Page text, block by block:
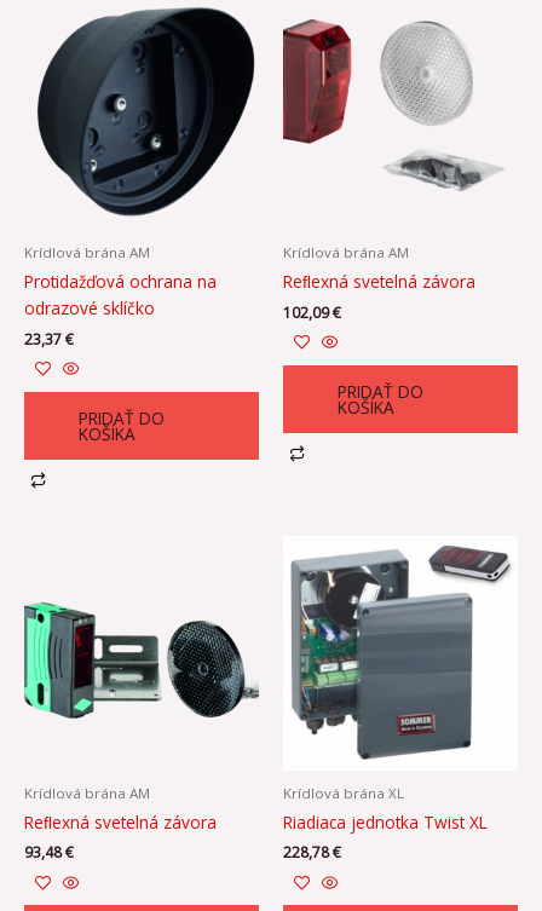
Krídlová brána AM
Protidažďová ochrana na
odrazové sklíčko
23,37€
PRIDAŤ DO
KOŠÍKA
Krídlová brána AM
Reﬂexná svetelná závora
102,09€
PRIDAŤ DO
KOŠÍKA
Krídlová brána AM
Reﬂexná svetelná závora
93,48€
Krídlová brána XL
Riadiaca jednotka Twist XL
228,78€